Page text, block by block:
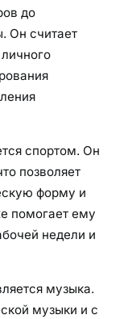
до
Он считает
спортом. Он
позволяет
форму и
помогает ему
недели и
музыка.
музыки и с